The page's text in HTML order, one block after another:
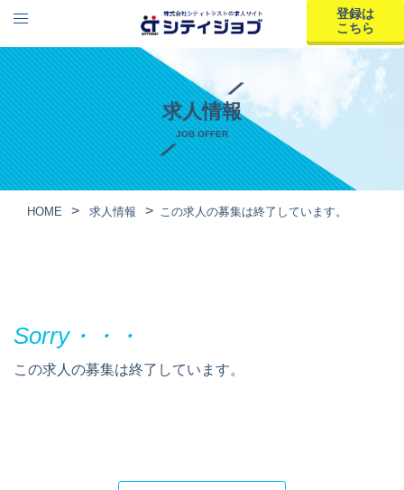
登録は
こちら
求人情報
JOB OFFER
HOME 求人情報 この求人の募集は終了しています。
この求人の募集は終了しています。